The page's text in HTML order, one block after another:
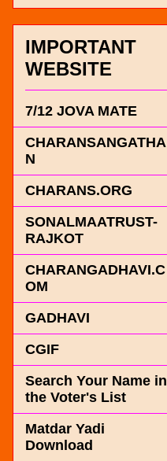
IMPORTANT
WEBSITE
7/12 JOVA MATE
CHARANSANGATHA
N
CHARANS.ORG
SONALMAATRUST-
RAJKOT
CHARANGADHAVI.C
OM
GADHAVI
CGIF
Search Your Name in
the Voter's List
Matdar Yadi
Download